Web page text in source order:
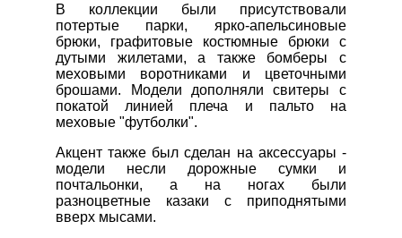
В коллекции были присутствовали
потертые парки, ярко-апельсиновые
брюки, графитовые костюмные брюки с
дутыми жилетами, а также бомберы с
меховыми воротниками и цветочными
брошами. Модели дополняли свитеры с
покатой линией плеча и пальто на
меховые "футболки".
Акцент также был сделан на аксессуары -
модели несли дорожные сумки и
почтальонки, а на ногах были
разноцветные казаки с приподнятыми
вверх мысами.